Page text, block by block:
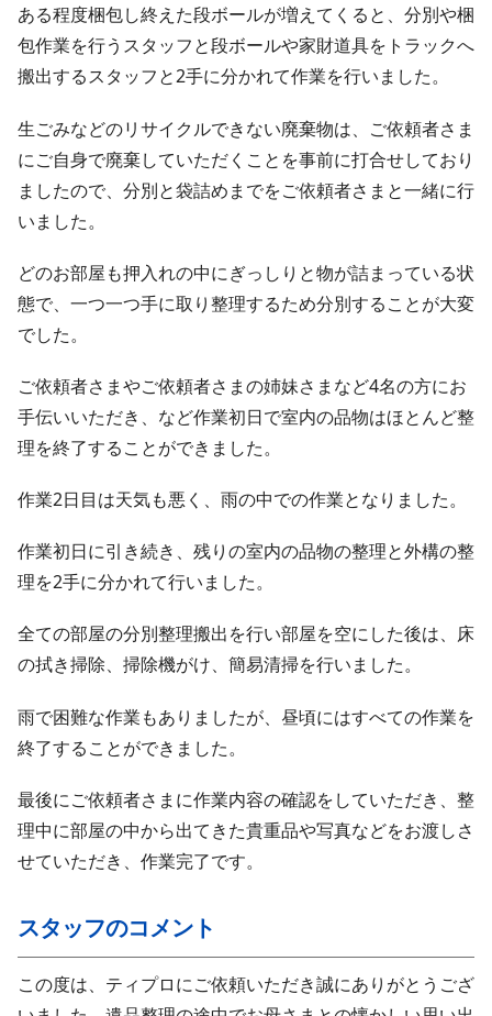
ある程度梱包し終えた段ボールが増えてくると、分別や梱
包作業を行うスタッフと段ボールや家財道具をトラックへ
搬出するスタッフと2手に分かれて作業を行いました。
生ごみなどのリサイクルできない廃棄物は、ご依頼者さま
にご自身で廃棄していただくことを事前に打合せしており
ましたので、分別と袋詰めまでをご依頼者さまと一緒に行
いました。
どのお部屋も押入れの中にぎっしりと物が詰まっている状
態で、一つ一つ手に取り整理するため分別することが大変
でした。
ご依頼者さまやご依頼者さまの姉妹さまなど4名の方にお
手伝いいただき、など作業初日で室内の品物はほとんど整
理を終了することができました。
作業2日目は天気も悪く、雨の中での作業となりました。
作業初日に引き続き、残りの室内の品物の整理と外構の整
理を2手に分かれて行いました。
全ての部屋の分別整理搬出を行い部屋を空にした後は、床
の拭き掃除、掃除機がけ、簡易清掃を行いました。
雨で困難な作業もありましたが、昼頃にはすべての作業を
終了することができました。
最後にご依頼者さまに作業内容の確認をしていただき、整
理中に部屋の中から出てきた貴重品や写真などをお渡しさ
せていただき、作業完了です。
スタッフのコメント
この度は、ティプロにご依頼いただき誠にありがとうござ